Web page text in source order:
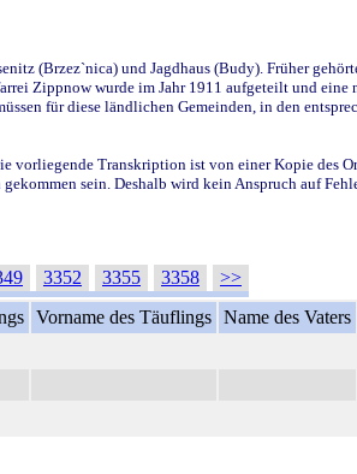
(Brzez`nica) und Jagdhaus (Budy). Früher
Zippnow wurde im Jahr 1911 aufgeteilt und
für diese ländlichen Gemeinden, in den
vorliegende Transkription ist von einer Kopie des
sein. Deshalb wird kein Anspruch auf
3352 3355 3358
>>
Vorname des Täuflings Name des Vaters